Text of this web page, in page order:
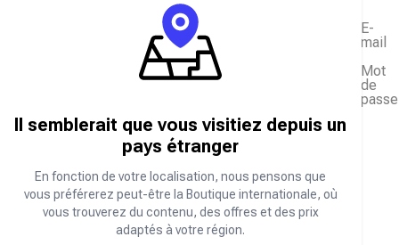
E-
mail
Mot
de
passe
Se connecter
Il semblerait que vous visitiez depuis un
pays étranger
En fonction de votre localisation, nous pensons que
vous préférerez peut-être la Boutique internationale, où
vous trouverez du contenu, des offres et des prix
adaptés à votre région.